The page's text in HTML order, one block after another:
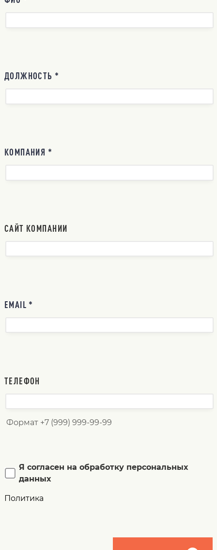
ДОЛЖНОСТЬ *
КОМПАНИЯ *
САЙТ КОМПАНИИ
EMAIL *
ТЕЛЕФОН
Формат +7 (999) 999-99-99
Я согласен на обработку персональных
данных
Политика